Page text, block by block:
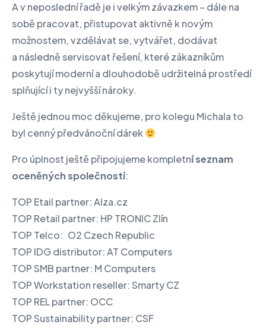
A v neposlední řadě je i velkým závazkem– dále na
sobě pracovat, přistupovat aktivně k novým
možnostem, vzdělávat se, vytvářet, dodávat
a následně servisovat řešení, které zákazníkům
poskytují moderní a dlouhodobě udržitelná prostředí
splňující i ty nejvyšší nároky.
Ještě jednou moc děkujeme, pro kolegu Michala to
byl cenný předvánoční dárek
Pro úplnost ještě připojujemekompletní seznam
oceněných společností:
TOP Etail partner: Alza.cz
TOP Retail partner: HP TRONIC Zlín
TOP Telco: O2 Czech Republic
TOP IDG distributor: AT Computers
TOP SMB partner: M Computers
TOP Workstation reseller: Smarty CZ
TOP REL partner: OCC
TOP Sustainability partner: CSF